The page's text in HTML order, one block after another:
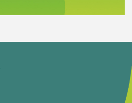
dijagnostike